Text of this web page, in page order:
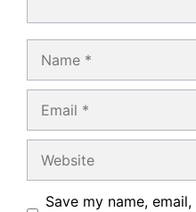
Name
Email
Website
Save my name,